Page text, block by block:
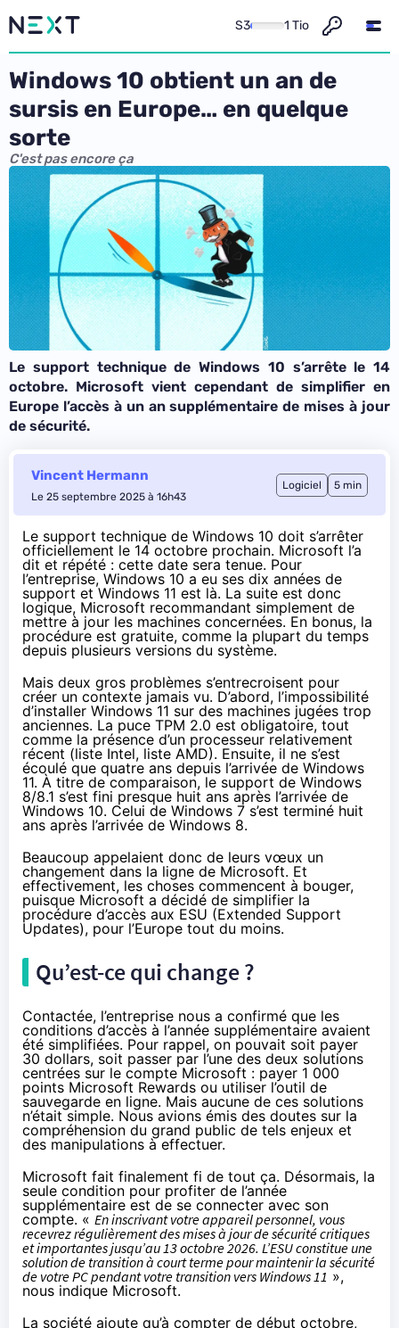
S3 1 Tio
Windows 10 obtient un an de
sursis en Europe… en quelque
sorte
C'est pas encore ça
Le support technique de Windows 10 s’arrête le 14
octobre. Microsoft vient cependant de simplifier en
Europe l’accès à un an supplémentaire de mises à jour
de sécurité.
Vincent Hermann
Le 25 septembre 2025 à 16h43
Logiciel 5 min
Le support technique de Windows 10 doit s’arrêter
officiellement le 14 octobre prochain. Microsoft l’a
dit et répété : cette date sera tenue. Pour
l’entreprise, Windows 10 a eu ses dix années de
support et Windows 11 est là. La suite est donc
logique, Microsoft recommandant simplement de
mettre à jour les machines concernées. En bonus, la
procédure est gratuite, comme la plupart du temps
depuis plusieurs versions du système.
Mais deux gros problèmes s’entrecroisent pour
créer un contexte jamais vu. D’abord, l’impossibilité
d’installer Windows 11 sur des machines jugées trop
anciennes. La puce TPM 2.0 est obligatoire, tout
comme la présence d’un processeur relativement
récent (liste Intel, liste AMD). Ensuite, il ne s’est
écoulé que quatre ans depuis l’arrivée de Windows
11. À titre de comparaison, le support de Windows
8/8.1 s’est fini presque huit ans après l’arrivée de
Windows 10. Celui de Windows 7 s’est terminé huit
ans après l’arrivée de Windows 8.
Beaucoup appelaient donc de leurs vœux un
changement dans la ligne de Microsoft. Et
effectivement, les choses commencent à bouger,
puisque Microsoft a décidé de simplifier la
procédure d’accès aux ESU (Extended Support
Updates), pour l’Europe tout du moins.
Qu’est-ce qui change ?
Contactée, l’entreprise nous a confirmé que les
conditions d’accès à l’année supplémentaire avaient
été simplifiées. Pour rappel, on pouvait soit payer
30 dollars, soit passer par l’une des deux solutions
centrées sur le compte Microsoft : payer 1 000
points Microsoft Rewards ou utiliser l’outil de
sauvegarde en ligne. Mais aucune de ces solutions
n’était simple. Nous avions émis des doutes sur la
compréhension du grand public de tels enjeux et
des manipulations à effectuer.
Microsoft fait finalement fi de tout ça. Désormais, la
seule condition pour profiter de l’année
supplémentaire est de se connecter avec son
compte. « En inscrivant votre appareil personnel, vous
recevrez régulièrement des mises à jour de sécurité critiques
et importantes jusqu’au 13 octobre 2026. L’ESU constitue une
solution de transition à court terme pour maintenir la sécurité
de votre PC pendant votre transition vers Windows 11 »,
nous indique Microsoft.
La société ajoute qu’à compter de début octobre,